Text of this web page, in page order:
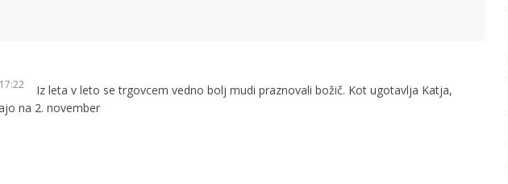
Iz leta v leto se trgovcem vedno bolj mudi praznovali božič. Kot ugotavlja Katja,
na 2. november